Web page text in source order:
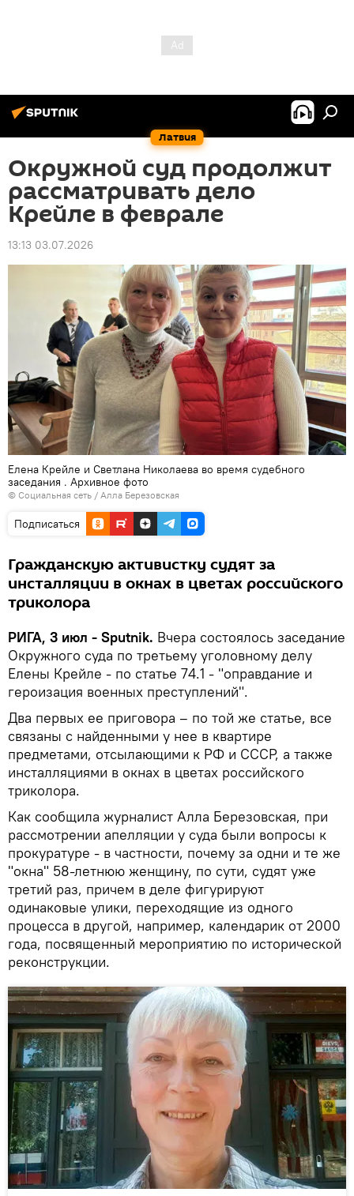
Латвия
Окружной суд продолжит
рассматривать дело
Крейле в феврале
13:13 03.07.2026
Елена Крейле и Светлана Николаева во время судебного
заседания . Архивное фото
© Социальная сеть / Алла Березовская
Подписаться
Гражданскую активистку судят за
инсталляции в окнах в цветах российского
триколора
РИГА, 3 июл - Sputnik. Вчера состоялось заседание
Окружного суда по третьему уголовному делу
Елены Крейле - по статье 74.1 - "оправдание и
героизация военных преступлений".
Два первых ее приговора – по той же статье, все
связаны с найденными у нее в квартире
предметами, отсылающими к РФ и СССР, а также
инсталляциями в окнах в цветах российского
триколора.
Как сообщила журналист Алла Березовская, при
рассмотрении апелляции у суда были вопросы к
прокуратуре - в частности, почему за одни и те же
"окна" 58-летнюю женщину, по сути, судят уже
третий раз, причем в деле фигурируют
одинаковые улики, переходящие из одного
процесса в другой, например, календарик от 2000
года, посвященный мероприятию по исторической
реконструкции.